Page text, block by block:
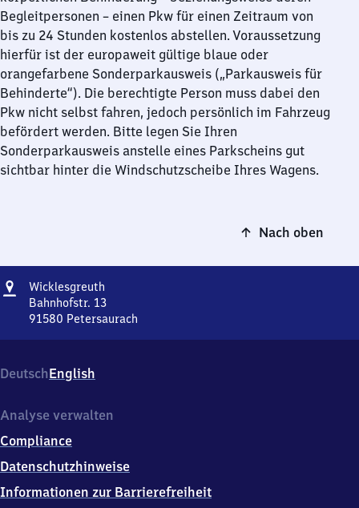
Begleitpersonen – einen Pkw für einen Zeitraum von
bis zu 24 Stunden kostenlos abstellen. Voraussetzung
hierfür ist der europaweit gültige blaue oder
orangefarbene Sonderparkausweis („Parkausweis für
Behinderte“). Die berechtigte Person muss dabei den
Pkw nicht selbst fahren, jedoch persönlich im Fahrzeug
befördert werden. Bitte legen Sie Ihren
Sonderparkausweis anstelle eines Parkscheins gut
sichtbar hinter die Windschutzscheibe Ihres Wagens.
Nach oben
Adresse
Wicklesgreuth
Bahnhofstr. 13
91580 Petersaurach
13,
9
5
0
Petersaurach
DeutschEnglish
Analyse verwalten
Compliance
Datenschutzhinweise
Informationen zur Barrierefreiheit